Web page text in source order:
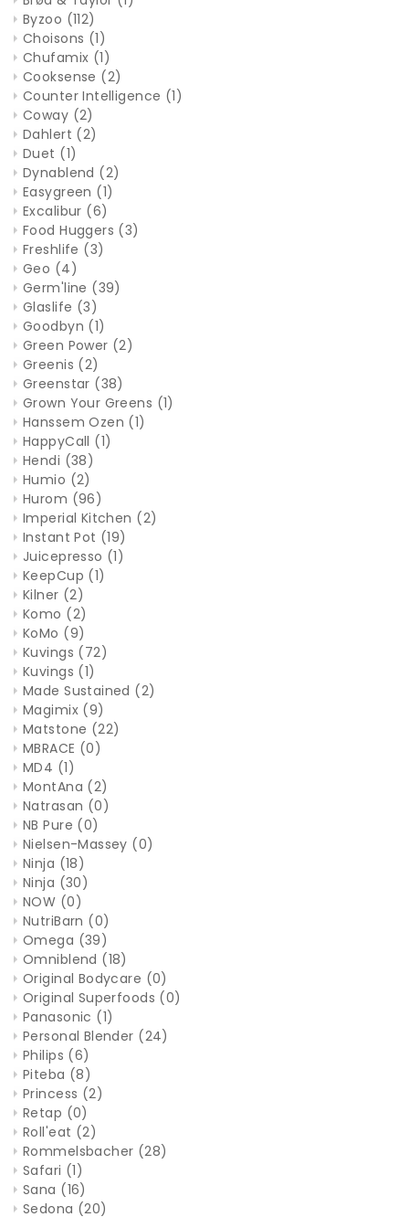
Byzoo (112)
Choisons (1)
Chufamix (1)
Cooksense (2)
Counter Intelligence (1)
Coway (2)
Dahlert (2)
Duet (1)
Dynablend (2)
Easygreen (1)
Excalibur (6)
Food Huggers (3)
Freshlife (3)
Geo (4)
Germ'line (39)
Glaslife (3)
Goodbyn (1)
Green Power (2)
Greenis (2)
Greenstar (38)
Grown Your Greens (1)
Hanssem Ozen (1)
HappyCall (1)
Hendi (38)
Humio (2)
Hurom (96)
Imperial Kitchen (2)
Instant Pot (19)
Juicepresso (1)
KeepCup (1)
Kilner (2)
Komo (2)
KoMo (9)
Kuvings (72)
Kuvings (1)
Made Sustained (2)
Magimix (9)
Matstone (22)
MBRACE (0)
MD4 (1)
MontAna (2)
Natrasan (0)
NB Pure (0)
Nielsen-Massey (0)
Ninja (18)
Ninja (30)
NOW (0)
NutriBarn (0)
Omega (39)
Omniblend (18)
Original Bodycare (0)
Original Superfoods (0)
Panasonic (1)
Personal Blender (24)
Philips (6)
Piteba (8)
Princess (2)
Retap (0)
Roll'eat (2)
Rommelsbacher (28)
Safari (1)
Sana (16)
Sedona (20)